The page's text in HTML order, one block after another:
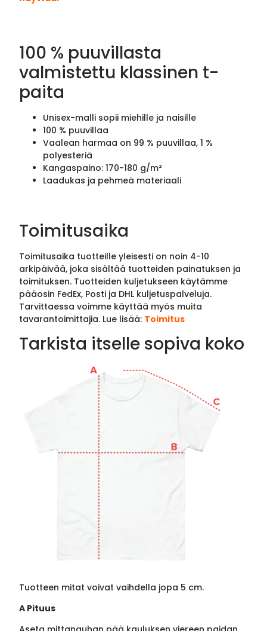
100 % puuvillasta
valmistettu klassinen t-
paita
Unisex-malli sopii miehille ja naisille
100 % puuvillaa
Vaalean harmaa on 99 % puuvillaa, 1 %
polyesteriä
Kangaspaino: 170-180 g/m²
Laadukas ja pehmeä materiaali
Toimitusaika
Toimitusaika tuotteille yleisesti on noin 4-10
arkipäivää, joka sisältää tuotteiden painatuksen ja
toimituksen. Tuotteiden kuljetukseen käytämme
pääosin FedEx, Posti ja DHL kuljetuspalveluja.
Tarvittaessa voimme käyttää myös muita
tavarantoimittajia. Lue lisää: Toimitus
Tarkista itselle sopiva koko
Tuotteen mitat voivat vaihdella jopa 5 cm.
A Pituus